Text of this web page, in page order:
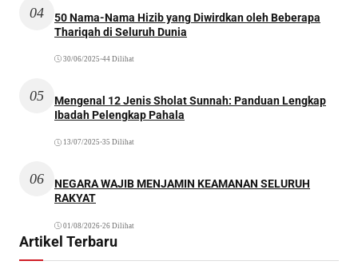
04
50 Nama-Nama Hizib yang Diwirdkan oleh Beberapa
Thariqah di Seluruh Dunia
30/06/2025 •44 Dilihat
05
Mengenal 12 Jenis Sholat Sunnah: Panduan Lengkap
Ibadah Pelengkap Pahala
13/07/2025 •35 Dilihat
06
NEGARA WAJIB MENJAMIN KEAMANAN SELURUH
RAKYAT
01/08/2026•26 Dilihat
Artikel Terbaru